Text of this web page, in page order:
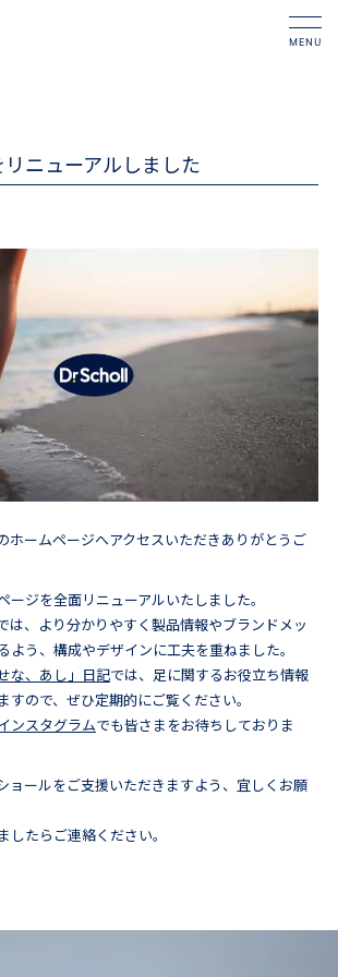
ニューアルしました
ホームページへアクセスいただきありがとうご
ージを全面リニューアルいたしました。
は、より分かりやすく製品情報やブランドメッ
よう、構成やデザインに工夫を重ねました。
な、あし」日記では、足に関するお役立ち情報
すので、ぜひ定期的にご覧ください。
ンスタグラムでも皆さまをお待ちしておりま
ョールをご支援いただきますよう、宜しくお願
したらご連絡ください。